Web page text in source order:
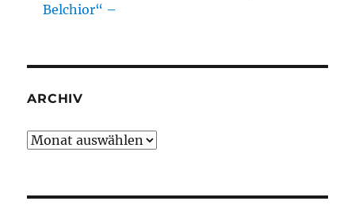
Belchior“ –
ARCHIV
Archiv